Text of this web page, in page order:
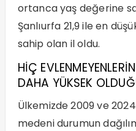
ortanca yaş değerine
Şanlıurfa 21,9 ile en
sahip olan il oldu.
HİÇ
DAHA YÜKSEK
Ülkemizde 2009 ve
medeni durumun